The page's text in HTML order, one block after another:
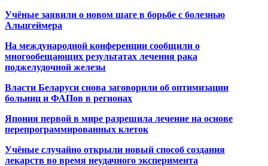
Учёные заявили о новом шаге в борьбе с болезнью
Альцгеймера
На международной конференции сообщили о
многообещающих результатах лечения рака
поджелудочной железы
Власти Беларуси снова заговорили об оптимизации
больниц и ФАПов в регионах
Япония первой в мире разрешила лечение на основе
перепрограммированных клеток
Учёные случайно открыли новый способ создания
лекарств во время неудачного эксперимента